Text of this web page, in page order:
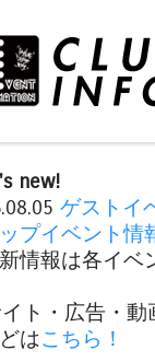
new!
ゲストイ
プイベント情
情報は各イベ
ト・広告・動
はこちら！